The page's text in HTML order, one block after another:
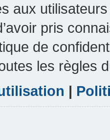
aux
pris
de
les règles
|